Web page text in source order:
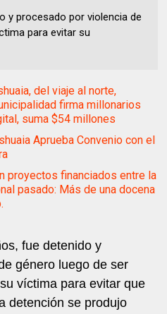
y procesado por violencia de
para evitar su
del viaje al norte,
firma millonarios
suma $54 millones
Aprueba Convenio con el
proyectos financiados entre la
pasado: Más de una docena
fue detenido y
género luego de ser
víctima para evitar que
detención se produjo